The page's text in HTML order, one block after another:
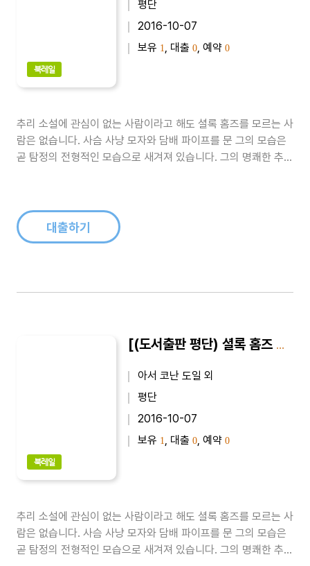
북레일
평단
2016-10-07
보유 1, 대출 0, 예약 0
추리 소설에 관심이 없는 사람이라고 해도 셜록 홈즈를 모르는 사
람은 없습니다. 사슴 사냥 모자와 담배 파이프를 문 그의 모습은
곧 탐정의 전형적인 모습으로 새겨져 있습니다. 그의 명쾌한 추리
은 편지가 배달된다고 합니다. 전 세계적으로 셜록 홈즈 마니아들
이 있으며, 그들..
대출하기
북레일
[(도서출판 평단) 셜록 홈즈 전집 4-1권] SHERLOCK HOLMES｜공포의 계곡 1 : 최신 완역본
아서 코난 도일 외
평단
2016-10-07
보유 1, 대출 0, 예약 0
추리 소설에 관심이 없는 사람이라고 해도 셜록 홈즈를 모르는 사
람은 없습니다. 사슴 사냥 모자와 담배 파이프를 문 그의 모습은
곧 탐정의 전형적인 모습으로 새겨져 있습니다. 그의 명쾌한 추리